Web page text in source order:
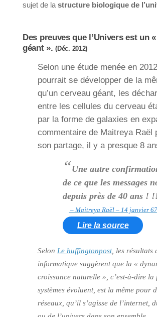
sujet de la structure biologique de
Des preuves que l’Univers est un
géant ».(Déc. 2012)
Selon une étude menée en
pourrait se développer de la
qu’un cerveau géant, les
entre les cellules du cerveau
par la forme de galaxies en
commentaire de Maitreya Raël
son partage, il y a presque 8
“Une autre
de ce que les messages
depuis près de 40 ans !
– Maitreya Raël – 14 janvier
Lire la source
Selon Le huffingtonpost, les résultats
informatique suggèrent que la «
croissance naturelle », c’est-à-dire la
systèmes évoluent, est la même pour
réseaux, qu’il s’agisse de l’internet,